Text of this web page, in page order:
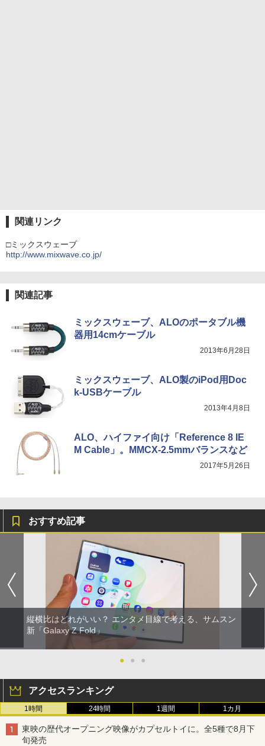
関連リンク
□ミックスウェーブ
http://www.mixwave.co.jp/
関連記事
ミックスウェーブ、ALOのポータブル機
器用14cmケーブル
2013年6月28日
ミックスウェーブ、ALO製のiPod用Doc
k-USBケーブル
2013年4月8日
ALO、ハイファイ向け「Reference 8 IE
M Cable」。MMCX-2.5mmバランスなど
2017年5月26日
おすすめ記事
縦横比はどれがいい？ エンタメ目線で考える、サムスン
新「Galaxy Z Fold」
● ● ●
アクセスランキング
1時間 24時間 1週間 1カ月
東映の歴代オープニング映像がカプセルトイに。全5種で8月下
旬発売